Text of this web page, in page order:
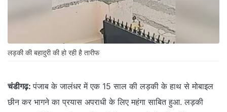
लड़की की बहादुरी की हो रही है तारीफ
चंडीगढ़: पंजाब के जालंधर में एक 15 साल की लड़की के हाथ से मोबाइल
छीन कर भागने का प्रयास अपराधी के लिए महंगा साबित हुआ. लड़की